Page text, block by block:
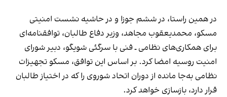
در همین راستا، در ششم جوزا و در حاشیه نشست امنیتی
مسکو، محمدیعقوب مجاهد، وزیر دفاع طالبان، توافقنامه‌ای
برای همکاری‌های نظامی ـ فنی با سرگئی شویگو، دبیر شورای
امنیت روسیه امضا کرد. بر اساس این توافق، مسکو تجهیزات
نظامی به‌جا مانده از دوران اتحاد شوروی را که در اختیاز طالبان
قرار دارد، بازسازی خواهد کرد.